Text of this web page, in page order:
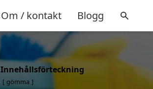
Om / kontakt Blogg
Innehållsförteckning
gömma